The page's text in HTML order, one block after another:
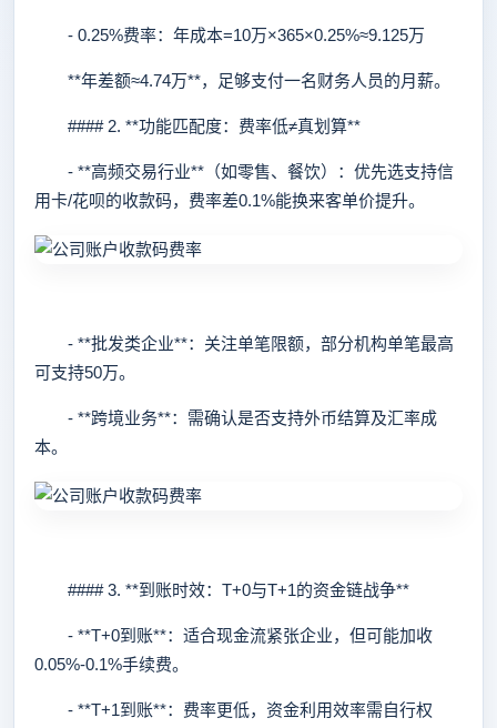
- 0.25%费率：年成本=10万×365×0.25%≈9.125万
**年差额≈4.74万**，足够支付一名财务人员的月薪。
#### 2. **功能匹配度：费率低≠真划算**
- **高频交易行业**（如零售、餐饮）：优先选支持信
用卡/花呗的收款码，费率差0.1%能换来客单价提升。
- **批发类企业**：关注单笔限额，部分机构单笔最高
可支持50万。
- **跨境业务**：需确认是否支持外币结算及汇率成
本。
#### 3. **到账时效：T+0与T+1的资金链战争**
- **T+0到账**：适合现金流紧张企业，但可能加收
0.05%-0.1%手续费。
- **T+1到账**：费率更低，资金利用效率需自行权